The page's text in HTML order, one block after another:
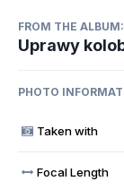
FROM THE ALBUM:
Uprawy
PHOTO
Taken with
Focal Length